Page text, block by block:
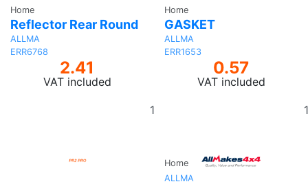
Home
Reflector Rear Round
ALLMA
ERR6768
2.41
VAT included
Home
GASKET
ALLMA
ERR1653
0.57
VAT included
Home
ALLMA